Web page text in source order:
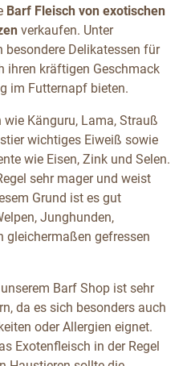
Barf Fleisch von exotischen
verkaufen. Unter
besondere Delikatessen für
ihren kräftigen Geschmack
im Futternapf bieten.
Känguru, Lama, Strauß
wichtiges Eiweiß sowie
wie Eisen, Zink und Selen.
sehr mager und weist
Grund ist es gut
Junghunden,
gleichermaßen gefressen
Barf Shop ist sehr
da es sich besonders auch
oder Allergien eignet.
Exotenfleisch in der Regel